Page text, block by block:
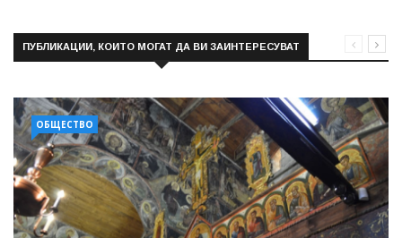
ПУБЛИКАЦИИ, КОИТО МОГАТ ДА ВИ ЗАИНТЕРЕСУВАТ
ОБЩЕСТВО